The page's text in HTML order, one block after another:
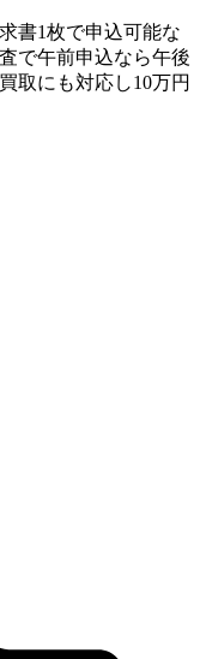
書1枚で申込可能な
で午前申込なら午後
取にも対応し10万円